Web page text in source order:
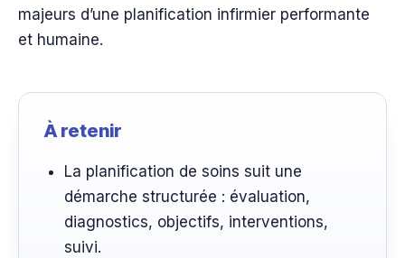
majeurs d’une planification infirmier performante
et humaine.
À retenir
La planification de soins suit une
démarche structurée : évaluation,
diagnostics, objectifs, interventions,
suivi.